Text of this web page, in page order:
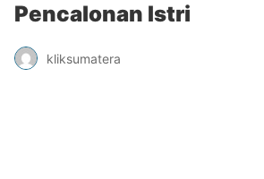
Pencalonan Istri
kliksumatera